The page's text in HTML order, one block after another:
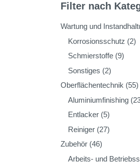
Filter nach
Wartung und
Korrosionsschutz (2)
Schmierstoffe (9)
Sonstiges (2)
Oberflächentechnik (55)
Aluminiumfinishing
Entlacker (5)
Reiniger (27)
Zubehör (46)
Arbeits- und